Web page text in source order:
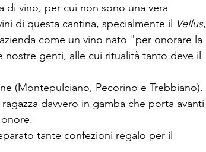
di vino, per cui non sono una vera
di questa cantina, specialmente il Vellus,
come un vino nato "per onorare la
genti, alle cui ritualità tanto deve il
(Montepulciano, Pecorino e Trebbiano).
davvero in gamba che porta avanti
tante confezioni regalo per il